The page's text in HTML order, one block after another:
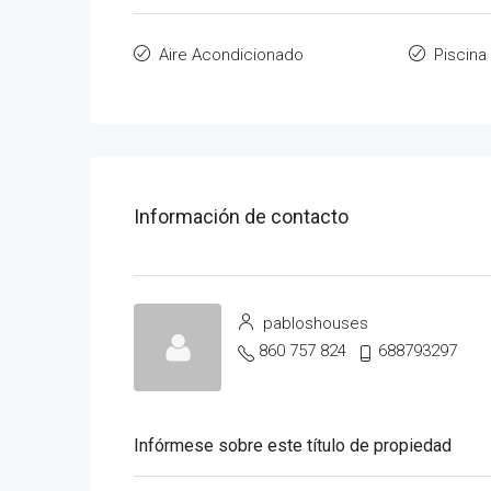
Aire Acondicionado Piscina
Información de contacto
pabloshouses
860 757 824
688793297
Infórmese sobre este título de propiedad